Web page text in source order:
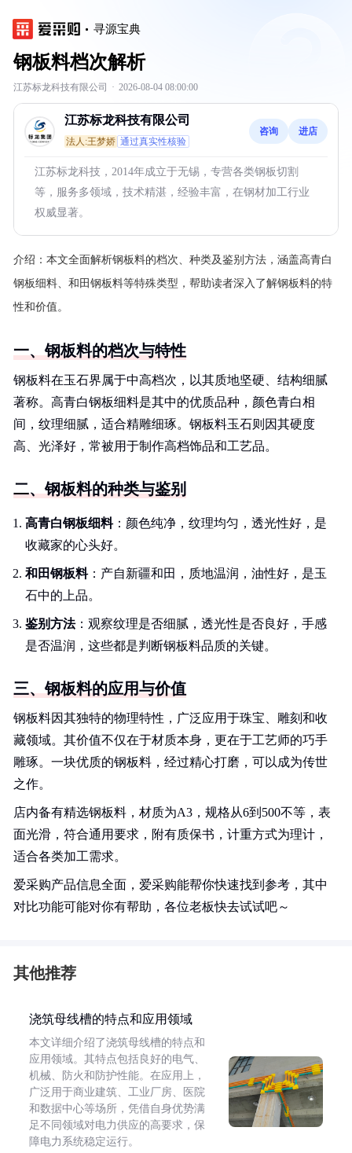
寻源宝典
钢板料档次解析
江苏标龙科技有限公司 · 2026-08-04 08:00:00
江苏标龙科技有限公司
法人:王梦娇 通过真实性核验
咨询 进店
江苏标龙科技，2014年成立于无锡，专营各类钢板切割
等，服务多领域，技术精湛，经验丰富，在钢材加工行业
权威显著。
介绍： 本文全面解析钢板料的档次、种类及鉴别方法，涵盖高青白
钢板细料、和田钢板料等特殊类型，帮助读者深入了解钢板料的特
性和价值。
一、钢板料的档次与特性
钢板料在玉石界属于中高档次，以其质地坚硬、结构细腻
著称。高青白钢板细料是其中的优质品种，颜色青白相
间，纹理细腻，适合精雕细琢。钢板料玉石则因其硬度
高、光泽好，常被用于制作高档饰品和工艺品。
二、钢板料的种类与鉴别
高青白钢板细料：颜色纯净，纹理均匀，透光性好，是
收藏家的心头好。
和田钢板料：产自新疆和田，质地温润，油性好，是玉
石中的上品。
鉴别方法：观察纹理是否细腻，透光性是否良好，手感
是否温润，这些都是判断钢板料品质的关键。
三、钢板料的应用与价值
钢板料因其独特的物理特性，广泛应用于珠宝、雕刻和收
藏领域。其价值不仅在于材质本身，更在于工艺师的巧手
雕琢。一块优质的钢板料，经过精心打磨，可以成为传世
之作。
店内备有精选钢板料，材质为A3，规格从6到500不等，表
面光滑，符合通用要求，附有质保书，计重方式为理计，
适合各类加工需求。
爱采购产品信息全面，爱采购能帮你快速找到参考，其中
对比功能可能对你有帮助，各位老板快去试试吧～
其他推荐
浇筑母线槽的特点和应用领域
本文详细介绍了浇筑母线槽的特点和
应用领域。其特点包括良好的电气、
机械、防火和防护性能。在应用上，
广泛用于商业建筑、工业厂房、医院
和数据中心等场所，凭借自身优势满
足不同领域对电力供应的高要求，保
障电力系统稳定运行。